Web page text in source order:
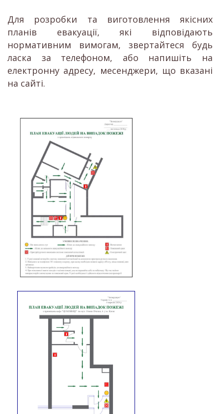
Для розробки та виготовлення якісних
планів евакуації, які відповідають
нормативним вимогам, звертайтеся будь
ласка за телефоном, або напишіть на
електронну адресу, месенджери, що вказані
на сайті.